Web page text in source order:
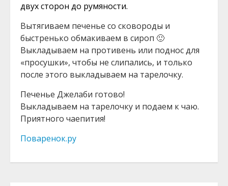
двух сторон до румяности.
Вытягиваем печенье со сковороды и
быстренько обмакиваем в сироп 🙂
Выкладываем на противень или поднос для
«просушки», чтобы не слипались, и только
после этого выкладываем на тарелочку.
Печенье Джелаби готово!
Выкладываем на тарелочку и подаем к чаю.
Приятного чаепития!
Поваренок.ру